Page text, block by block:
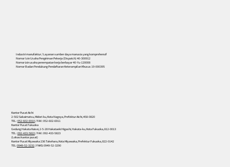
Industri manufaktur / Layanan sumber daya manusia yang komprehensif
Nomor Izin Usaha Pengiriman Pekerja (Dispatch) 40-300912
Nomor izin usaha penempatan kerja berbayar 40-Yu-120008
Nomor Badan Pendukung Pendaftaran Keterampilan Khusus 19-000395
Kantor Pusat Aichi
2-502 Sakaimatsu, Midori-ku, Kota Nagoya, Prefektur Aichi, 458-0820
TEL :052-602-6910/ FAX : 052-602-6911
Kantor Pusat Fukuoka
Gedung Hakata Kaisei, 2-5-28 Hakataeki Higashi, Hakata-ku, Kota Fukuoka, 812-0013
TEL :092-433-5822/ FAX : 092-433-5823
(Lokasi kantor pusat)
Kantor Pusat Miyawaka 236 Takehara, Kota Miyawaka, Prefektur Fukuoka, 822-0142
TEL:0949-52-3232/ FAKS: 0949-52-3290